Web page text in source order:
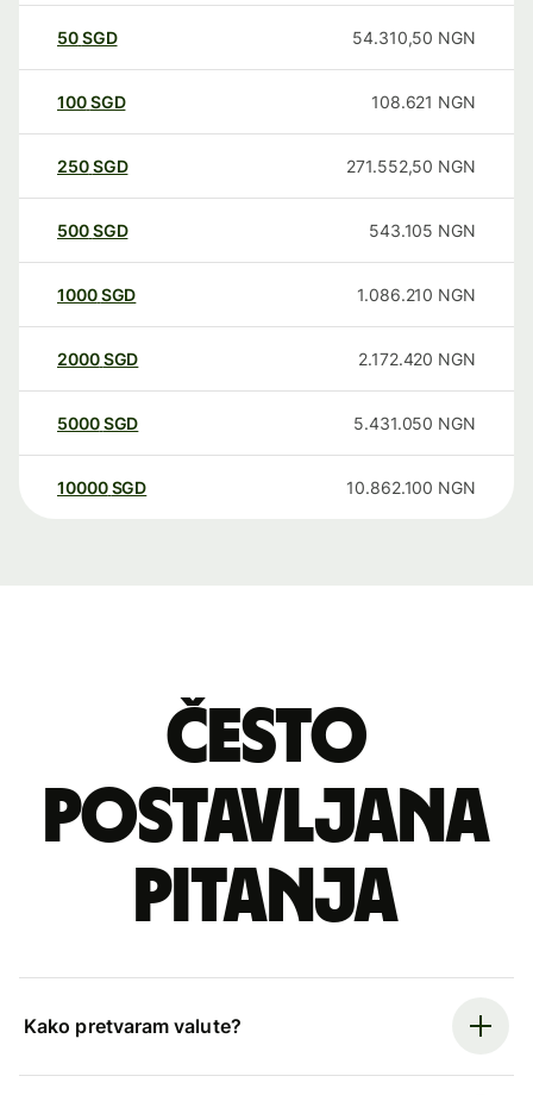
50SGD 54.310,50 NGN
100SGD 108.621 NGN
250SGD 271.552,50 NGN
500SGD 543.105 NGN
1000SGD 1.086.210 NGN
2000SGD 2.172.420 NGN
5000SGD 5.431.050 NGN
10000 SGD 10.862.100 NGN
Često
postavljana
pitanja
Kako pretvaram valute?